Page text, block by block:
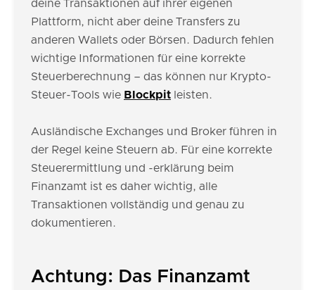
deine Transaktionen auf ihrer eigenen
Plattform, nicht aber deine Transfers zu
anderen Wallets oder Börsen. Dadurch fehlen
wichtige Informationen für eine korrekte
Steuerberechnung – das können nur Krypto-
Steuer-Tools wie Blockpit leisten.
Ausländische Exchanges und Broker führen in
der Regel keine Steuern ab. Für eine korrekte
Steuerermittlung und -erklärung beim
Finanzamt ist es daher wichtig, alle
Transaktionen vollständig und genau zu
dokumentieren.
Achtung: Das Finanzamt